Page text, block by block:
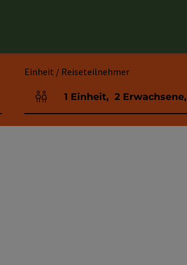
Einheit / Reiseteilnehmer
Einheitenanzahl und Personenfelder
1 Einheit, 2 Erwachsene,